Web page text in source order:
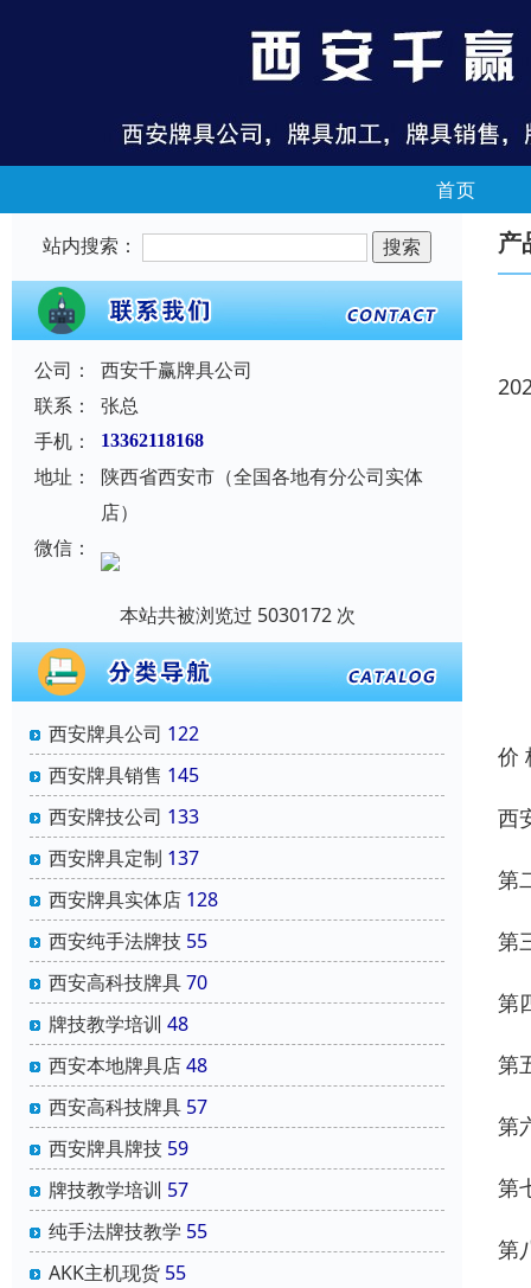
首页
站内搜索：
公司：
西安千赢牌具公司
联系：
张总
手机：
13362118168
地址：
陕西省西安市（全国各地有分公司实体
店）
微信：
本站共被浏览过 5030172 次
西安牌具公司 122
西安牌具销售 145
西安牌技公司 133
西安牌具定制 137
西安牌具实体店 128
西安纯手法牌技 55
西安高科技牌具70
牌技教学培训 48
西安本地牌具店48
西安高科技牌具 57
西安牌具牌技 59
牌技教学培训 57
纯手法牌技教学 55
AKK主机现货 55
产
价
西
第
第
第
第
第
第
第